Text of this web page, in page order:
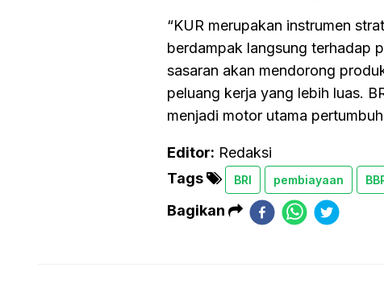
“KUR merupakan instrumen
berdampak langsung terhadap
sasaran akan mendorong
peluang kerja yang lebih luas.
menjadi motor utama
Editor: Redaksi
Tags
BRI pembiayaan
Bagikan